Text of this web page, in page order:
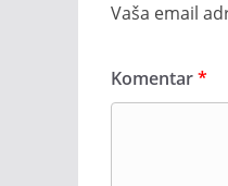
Vaša email
Komentar*